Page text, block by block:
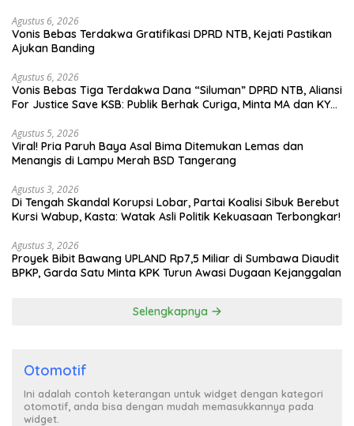
Agustus 6, 2026
Vonis Bebas Terdakwa Gratifikasi DPRD NTB, Kejati Pastikan
Ajukan Banding
Agustus 6, 2026
Vonis Bebas Tiga Terdakwa Dana “Siluman” DPRD NTB, Aliansi
For Justice Save KSB: Publik Berhak Curiga, Minta MA dan KY
Agustus 5, 2026
Viral! Pria Paruh Baya Asal Bima Ditemukan Lemas dan
Menangis di Lampu Merah BSD Tangerang
Agustus 3, 2026
Di Tengah Skandal Korupsi Lobar, Partai Koalisi Sibuk Berebut
Kursi Wabup, Kasta: Watak Asli Politik Kekuasaan Terbongkar!
Agustus 3, 2026
Proyek Bibit Bawang UPLAND Rp7,5 Miliar di Sumbawa Diaudit
BPKP, Garda Satu Minta KPK Turun Awasi Dugaan Kejanggalan
Selengkapnya
Otomotif
Ini adalah contoh keterangan untuk widget dengan kategori
otomotif, anda bisa dengan mudah memasukkannya pada
widget.